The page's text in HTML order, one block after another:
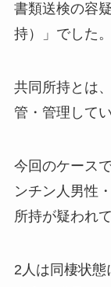
書類送検の容
持）」でした。
共同所持とは
管・管理して
今回のケース
ンチン人男性
所持が疑われ
2人は同棲状